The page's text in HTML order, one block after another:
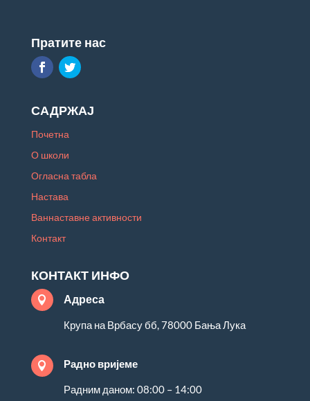
Пратите нас
САДРЖАЈ
Почетна
О школи
Огласна табла
Настава
Ваннаставне активности
Контакт
КОНТАКТ ИНФО
 Адреса
Крупа на Врбасу бб, 78000 Бања Лука
 Радно вријеме
Радним даном: 08:00 – 14:00